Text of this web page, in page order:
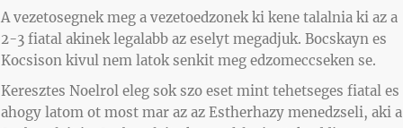
A vezetosegnek meg a vezetoedzonek ki kene talalnia ki az a
2-3 fiatal akinek legalabb az eselyt megadjuk. Bocskayn es
Kocsison kivul nem latok senkit meg edzomeccseken se.
Keresztes Noelrol eleg sok szo eset mint tehetseges fiatal es
ahogy latom ot most mar az az Estherhazy menedzseli, aki a